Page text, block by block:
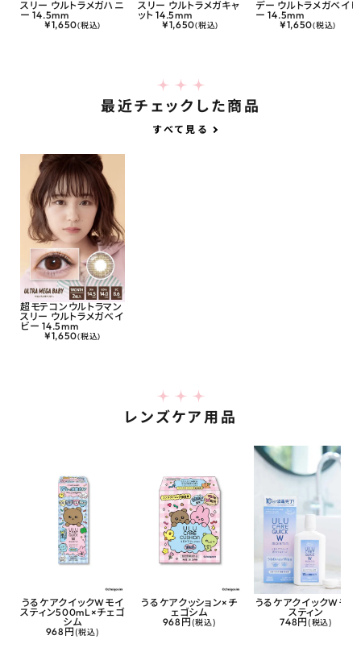
スリー ウルトラメガハニ
ー 14.5mm
¥1,650(税込)
スリー ウルトラメガキャ
ット 14.5mm
¥1,650(税込)
デー ウルトラメガベイビ
ー 14.5mm
¥1,650(税込)
最近チェックした商品
すべて見る
超モテコンウルトラマン
スリー ウルトラメガベイ
ビー 14.5mm
¥1,650(税込)
レンズケア用品
うるケアクイックWモイ
スティン500mL×チェゴ
シム
968円 (税込)
うるケアクッション×チ
ェゴシム
968円 (税込)
うるケアクイックWモイ
スティン
748円 (税込)